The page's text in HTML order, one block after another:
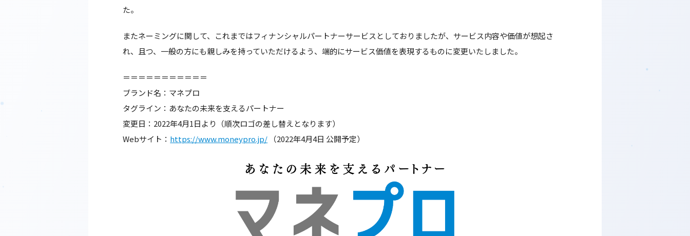
た。
またネーミングに関して、これまではフィナンシャルパートナーサービスとしておりましたが、サービス内容や価値が想起さ
れ、且つ、一般の方にも親しみを持っていただけるよう、端的にサービス価値を表現するものに変更いたしました。
＝＝＝＝＝＝＝＝＝＝＝
ブランド名：マネプロ
タグライン：あなたの未来を支えるパートナー
変更日：2022年4月1日より（順次ロゴの差し替えとなります）
Webサイト： https://www.moneypro.jp/ （2022年4月4日 公開予定）